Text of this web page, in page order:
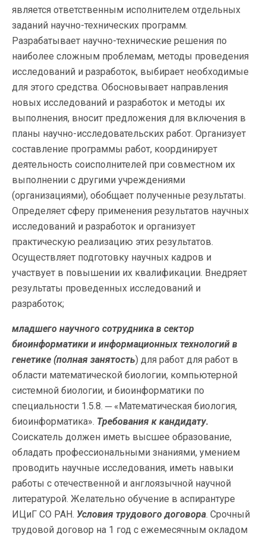
является ответственным исполнителем отдельных
заданий научно-технических программ.
Разрабатывает научно-технические решения по
наиболее сложным проблемам, методы проведения
исследований и разработок, выбирает необходимые
для этого средства. Обосновывает направления
новых исследований и разработок и методы их
выполнения, вносит предложения для включения в
планы научно-исследовательских работ. Организует
составление программы работ, координирует
деятельность соисполнителей при совместном их
выполнении с другими учреждениями
(организациями), обобщает полученные результаты.
Определяет сферу применения результатов научных
исследований и разработок и организует
практическую реализацию этих результатов.
Осуществляет подготовку научных кадров и
участвует в повышении их квалификации. Внедряет
результаты проведенных исследований и
разработок;
младшего научного сотрудника в сектор
биоинформатики и информационных технологий в
генетике (полная занятость) для работ для работ в
области математической биологии, компьютерной
системной биологии, и биоинформатики по
специальности 1.5.8. ─ «Математическая биология,
биоинформатика». Требования к кандидату.
Соискатель должен иметь высшее образование,
обладать профессиональными знаниями, умением
проводить научные исследования, иметь навыки
работы с отечественной и англоязычной научной
литературой. Желательно обучение в аспирантуре
ИЦиГ СО РАН. Условия трудового договора. Срочный
трудовой договор на 1 год с ежемесячным окладом